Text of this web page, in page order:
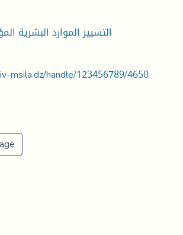
التسيير الموارد البشرية
msila.dz/handle/123456789/4650